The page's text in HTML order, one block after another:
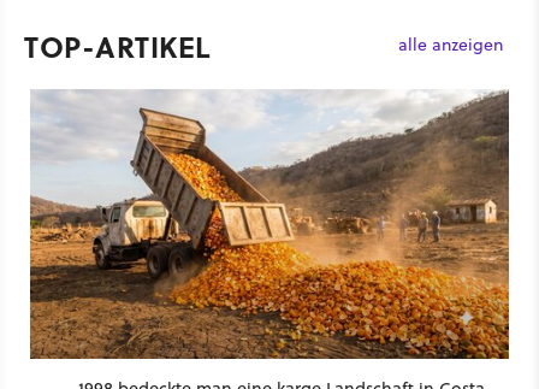
TOP-ARTIKEL alle anzeigen